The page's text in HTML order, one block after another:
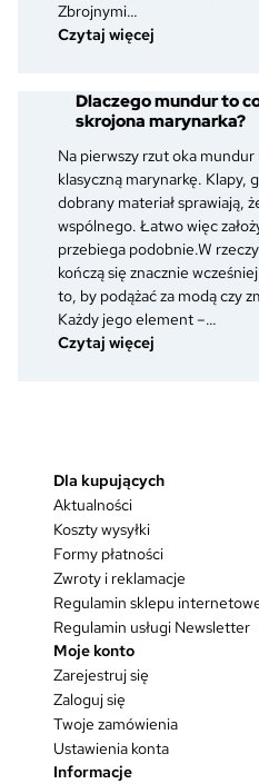
Zbrojnymi…
Czytaj więcej
służbie
mundurowej
–
co
zmienia
się
w
po
otrzymaniu
Dlaczego mundur to
skrojona marynarka?
Na pierwszy rzut oka
klasyczną marynarkę. Klapy,
dobrany materiał sprawiają,
wspólnego. Łatwo więc
przebiega podobnie.W
kończą się znacznie
to, by podążać za modą czy
Każdy jego element –…
Czytaj więcej
niż
marynarka?
Dla kupujących
Aktualności
Koszty wysyłki
Formy płatności
Zwroty i reklamacje
Regulamin sklepu
Regulamin usługi Newsletter
Moje konto
Zarejestruj się
Zaloguj się
Twoje zamówienia
Ustawienia konta
Informacje